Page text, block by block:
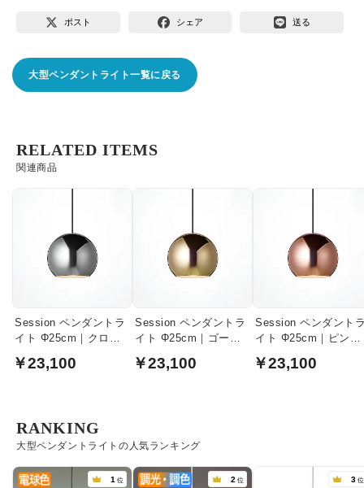
ポスト シェア 送る
大型ペンダントライト一覧に戻る
関連商品
RELATED ITEMS
Session ペンダントラ
イト Φ25cm｜クロー
￥23,100
Session ペンダントラ
イト Φ25cm｜ゴール
￥23,100
Session ペンダント
イト Φ25cm｜ピンク
￥23,100
大型ペンダントライトの人気ランキング
RANKING
1 位 2 位 3 位